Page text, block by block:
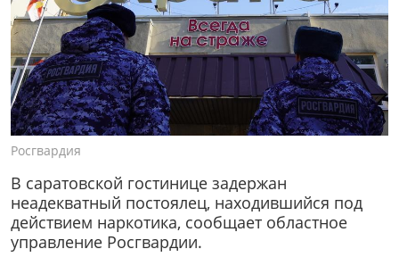
Росгвардия
В саратовской гостинице задержан
неадекватный постоялец, находившийся под
действием наркотика, сообщает областное
управление Росгвардии.